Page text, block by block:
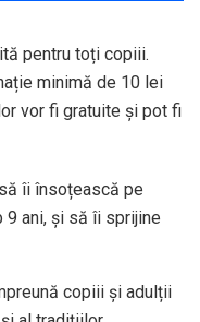
pentru toți copiii.
minimă de 10 lei
vor fi gratuite și pot fi
îi însoțească pe
ani, și să îi sprijine
copiii și adulții